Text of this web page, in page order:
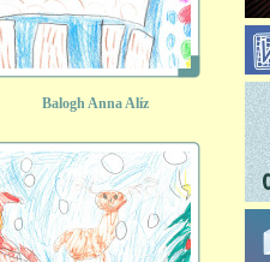
Balogh Anna Alíz